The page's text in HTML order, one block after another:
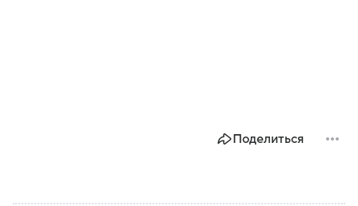
Поделиться